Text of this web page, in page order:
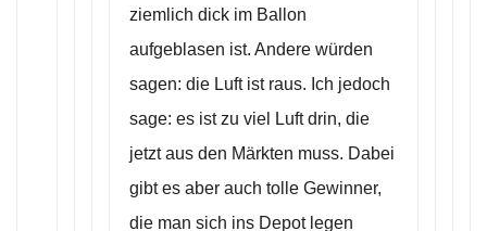
ziemlich dick im Ballon
aufgeblasen ist. Andere würden
sagen: die Luft ist raus. Ich jedoch
sage: es ist zu viel Luft drin, die
jetzt aus den Märkten muss. Dabei
gibt es aber auch tolle Gewinner,
die man sich ins Depot legen